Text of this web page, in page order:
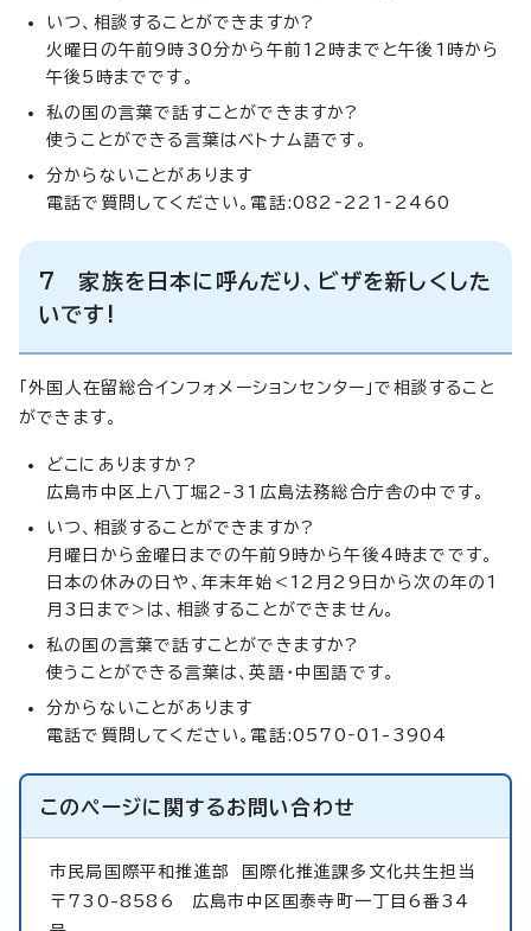
いつ、相談することができますか?
火曜日の午前9時30分から午前12時までと午後1時から
午後5時までです。
私の国の言葉で話すことができますか?
使うことができる言葉はベトナム語です。
分からないことがあります
電話で質問してください。電話:082‐221‐2460
7 家族を日本に呼んだり、ビザを新しくした
いです!
「外国人在留総合インフォメーションセンター」で相談すること
ができます。
どこにありますか?
広島市中区上八丁堀2-31広島法務総合庁舎の中です。
いつ、相談することができますか?
月曜日から金曜日までの午前9時から午後4時までです。
日本の休みの日や、年末年始<12月29日から次の年の1
月3日まで>は、相談することができません。
私の国の言葉で話すことができますか?
使うことができる言葉は、英語・中国語です。
分からないことがあります
電話で質問してください。電話:0570‐01-3904
このページに関するお問い合わせ
市民局国際平和推進部
国際化推進課多文化共生担当
〒730-8586 広島市中区国泰寺町一丁目6番34